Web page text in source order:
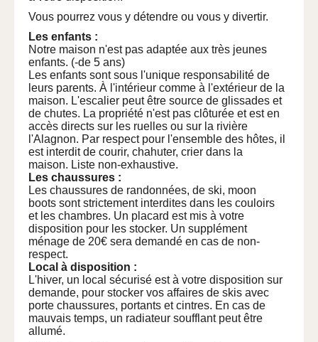
Vous pourrez vous y détendre ou vous y divertir.
Les enfants :
Notre maison n'est pas adaptée aux très jeunes
enfants. (-de 5 ans)
Les enfants sont sous l'unique responsabilité de
leurs parents. À l'intérieur comme à l'extérieur de la
maison. L'escalier peut être source de glissades et
de chutes. La propriété n'est pas clôturée et est en
accès directs sur les ruelles ou sur la rivière
l'Alagnon. Par respect pour l'ensemble des hôtes, il
est interdit de courir, chahuter, crier dans la
maison. Liste non-exhaustive.
Les chaussures :
Les chaussures de randonnées, de ski, moon
boots sont strictement interdites dans les couloirs
et les chambres. Un placard est mis à votre
disposition pour les stocker. Un supplément
ménage de 20€ sera demandé en cas de non-
respect.
Local à disposition :
L'hiver, un local sécurisé est à votre disposition sur
demande, pour stocker vos affaires de skis avec
porte chaussures, portants et cintres. En cas de
mauvais temps, un radiateur soufflant peut être
allumé.